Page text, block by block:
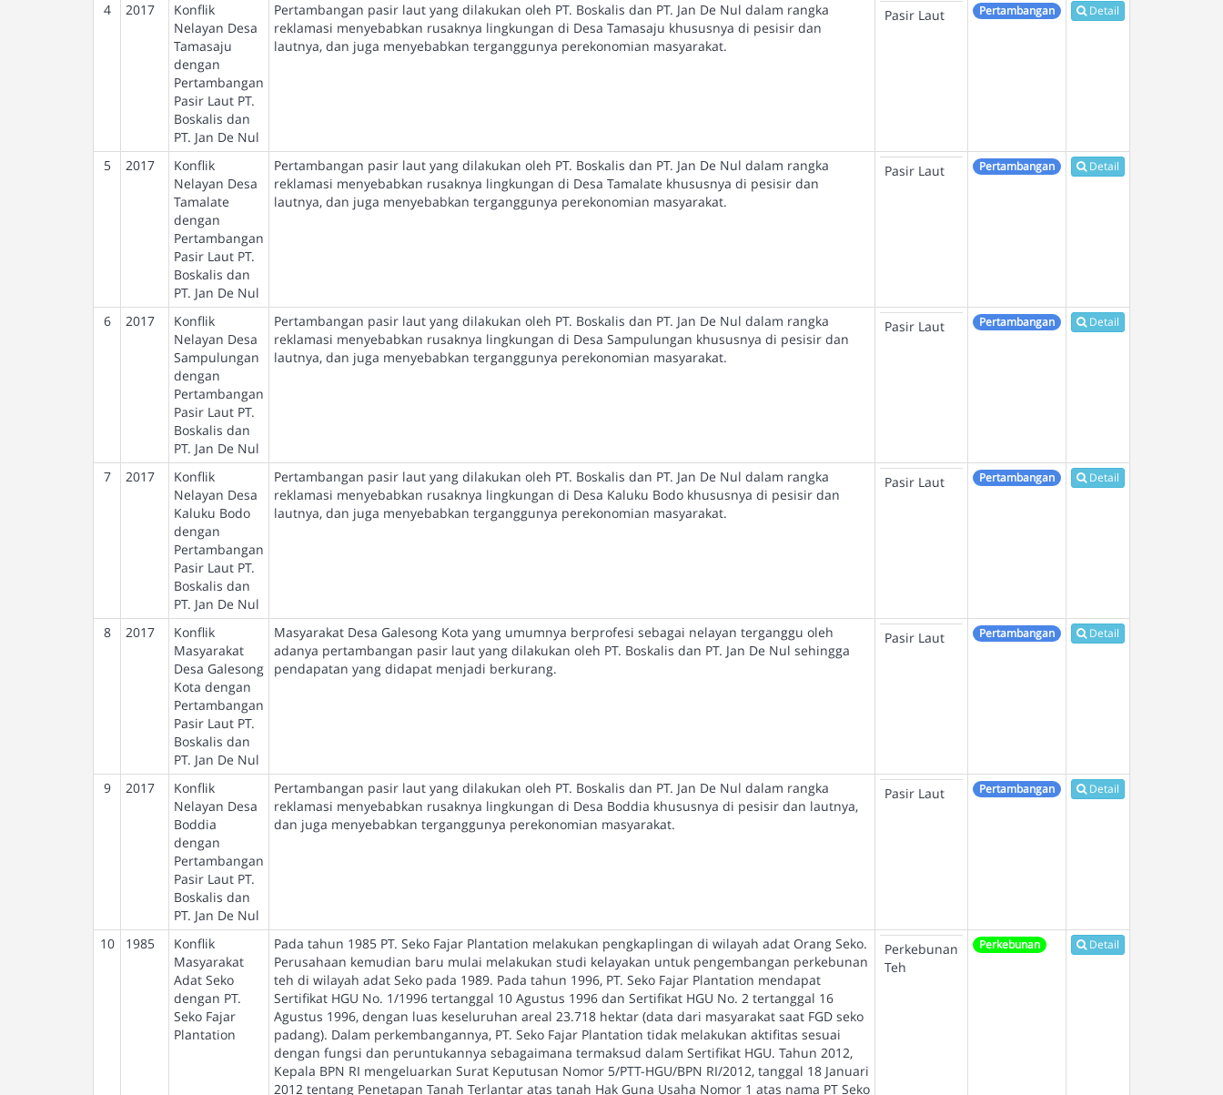
4 2017
Konflik
Nelayan Desa
Tamasaju
dengan
Pertambangan
Pasir Laut PT.
Boskalis dan
PT. Jan De Nul
Pertambangan pasir laut yang dilakukan oleh PT. Boskalis dan PT. Jan De Nul dalam rangka
reklamasi menyebabkan rusaknya lingkungan di Desa Tamasaju khususnya di pesisir dan
lautnya, dan juga menyebabkan terganggunya perekonomian masyarakat.
Pasir Laut Pertambangan Detail
5 2017
Konflik
Nelayan Desa
Tamalate
dengan
Pertambangan
Pasir Laut PT.
Boskalis dan
PT. Jan De Nul
Pertambangan pasir laut yang dilakukan oleh PT. Boskalis dan PT. Jan De Nul dalam rangka
reklamasi menyebabkan rusaknya lingkungan di Desa Tamalate khususnya di pesisir dan
lautnya, dan juga menyebabkan terganggunya perekonomian masyarakat.
Pasir Laut Pertambangan Detail
6 2017
Konflik
Nelayan Desa
Sampulungan
dengan
Pertambangan
Pasir Laut PT.
Boskalis dan
PT. Jan De Nul
Pertambangan pasir laut yang dilakukan oleh PT. Boskalis dan PT. Jan De Nul dalam rangka
reklamasi menyebabkan rusaknya lingkungan di Desa Sampulungan khususnya di pesisir dan
lautnya, dan juga menyebabkan terganggunya perekonomian masyarakat.
Pasir Laut Pertambangan Detail
7 2017
Konflik
Nelayan Desa
Kaluku Bodo
dengan
Pertambangan
Pasir Laut PT.
Boskalis dan
PT. Jan De Nul
Pertambangan pasir laut yang dilakukan oleh PT. Boskalis dan PT. Jan De Nul dalam rangka
reklamasi menyebabkan rusaknya lingkungan di Desa Kaluku Bodo khususnya di pesisir dan
lautnya, dan juga menyebabkan terganggunya perekonomian masyarakat.
Pasir Laut Pertambangan Detail
8 2017
Konflik
Masyarakat
Desa Galesong
Kota dengan
Pertambangan
Pasir Laut PT.
Boskalis dan
PT. Jan De Nul
Masyarakat Desa Galesong Kota yang umumnya berprofesi sebagai nelayan terganggu oleh
adanya pertambangan pasir laut yang dilakukan oleh PT. Boskalis dan PT. Jan De Nul sehingga
pendapatan yang didapat menjadi berkurang.
Pasir Laut Pertambangan Detail
9 2017
Konflik
Nelayan Desa
Boddia
dengan
Pertambangan
Pasir Laut PT.
Boskalis dan
PT. Jan De Nul
Pertambangan pasir laut yang dilakukan oleh PT. Boskalis dan PT. Jan De Nul dalam rangka
reklamasi menyebabkan rusaknya lingkungan di Desa Boddia khususnya di pesisir dan lautnya,
dan juga menyebabkan terganggunya perekonomian masyarakat.
Pasir Laut Pertambangan Detail
10 1985
Konflik
Masyarakat
Adat Seko
dengan PT.
Seko Fajar
Plantation
Pada tahun 1985 PT. Seko Fajar Plantation melakukan pengkaplingan di wilayah adat Orang Seko.
Perusahaan kemudian baru mulai melakukan studi kelayakan untuk pengembangan perkebunan
teh di wilayah adat Seko pada 1989. Pada tahun 1996, PT. Seko Fajar Plantation mendapat
Sertifikat HGU No. 1/1996 tertanggal 10 Agustus 1996 dan Sertifikat HGU No. 2 tertanggal 16
Agustus 1996, dengan luas keseluruhan areal 23.718 hektar (data dari masyarakat saat FGD seko
padang). Dalam perkembangannya, PT. Seko Fajar Plantation tidak melakukan aktifitas sesuai
dengan fungsi dan peruntukannya sebagaimana termaksud dalam Sertifikat HGU. Tahun 2012,
Kepala BPN RI mengeluarkan Surat Keputusan Nomor 5/PTT-HGU/BPN RI/2012, tanggal 18 Januari
2012 tentang Penetapan Tanah Terlantar atas tanah Hak Guna Usaha Nomor 1 atas nama PT Seko
Perkebunan
Teh
Perkebunan Detail